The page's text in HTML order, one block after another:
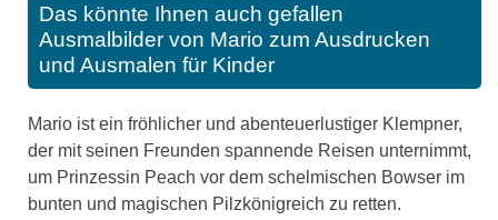
Das könnte Ihnen auch gefallen
Ausmalbilder von Mario zum Ausdrucken
und Ausmalen für Kinder
Mario ist ein fröhlicher und abenteuerlustiger Klempner,
der mit seinen Freunden spannende Reisen unternimmt,
um Prinzessin Peach vor dem schelmischen Bowser im
bunten und magischen Pilzkönigreich zu retten.